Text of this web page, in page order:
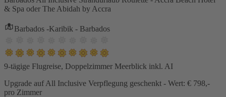
& Spa oder The Abidah by Accra
Barbados -Karibik - Barbados
9-tägige Flugreise, Doppelzimmer Meerblick inkl. AI
Upgrade auf All Inclusive Verpflegung geschenkt - Wert: € 798,-
pro Zimmer